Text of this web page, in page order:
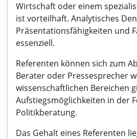
Wirtschaft oder einem
ist vorteilhaft. Analytisches
Präsentationsfähigkeiten und
essenziell.
Referenten können sich zum
Berater oder Pressesprecher
wissenschaftlichen Bereichen
Aufstiegsmöglichkeiten in der
Politikberatung.
Das Gehalt eines Referenten